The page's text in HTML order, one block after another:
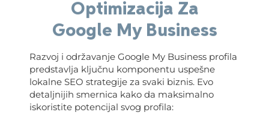
Optimizacija Za
Google My Business
Razvoj i održavanje Google My Business profila
predstavlja ključnu komponentu uspešne
lokalne SEO strategije za svaki biznis. Evo
detaljnijih smernica kako da maksimalno
iskoristite potencijal svog profila: